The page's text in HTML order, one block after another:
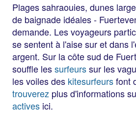
Plages sahraouies, dunes
de baignade idéales -
demande. Les voyageurs
se sentent à l'aise sur et dans
argent. Sur la côte sud de
souffle lessurfeurssur les
les voiles des kitesurfeursfont
trouverez plus d'informations
actives ici.